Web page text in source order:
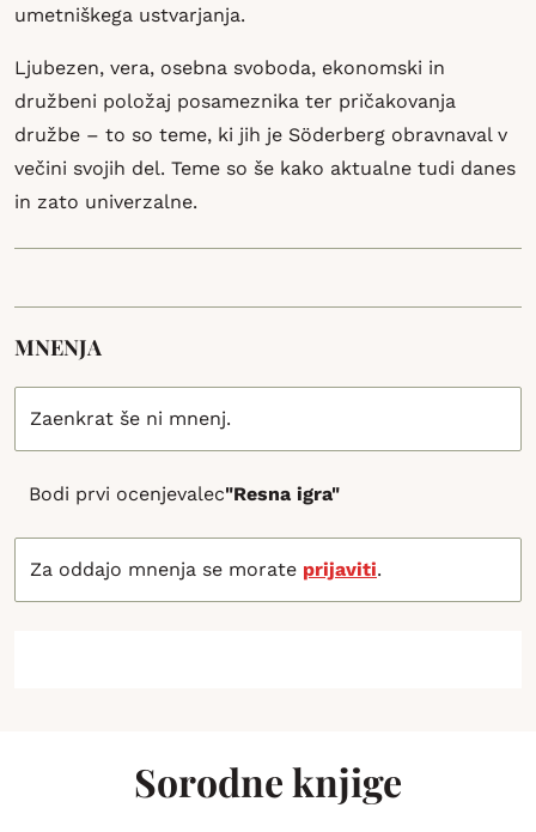
umetniškega ustvarjanja.
Ljubezen, vera, osebna svoboda, ekonomski in
družbeni položaj posameznika ter pričakovanja
družbe – to so teme, ki jih je Söderberg obravnaval v
večini svojih del. Teme so še kako aktualne tudi danes
in zato univerzalne.
MNENJA
Zaenkrat še ni mnenj.
Bodi prvi ocenjevalec"Resna igra"
Za oddajo mnenja se morate prijaviti.
Sorodne knjige